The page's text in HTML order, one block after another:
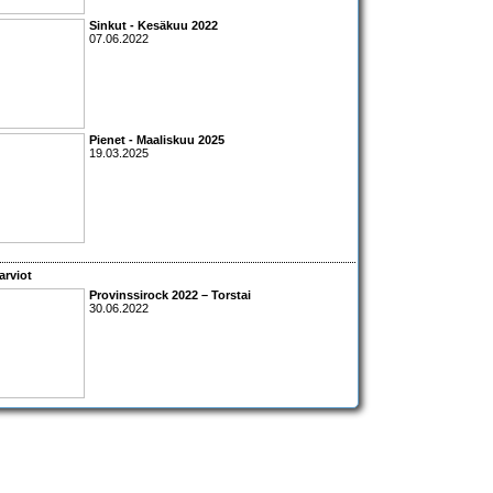
Sinkut - Kesäkuu 2022
07.06.2022
Pienet - Maaliskuu 2025
19.03.2025
Provinssirock 2022 – Torstai
30.06.2022